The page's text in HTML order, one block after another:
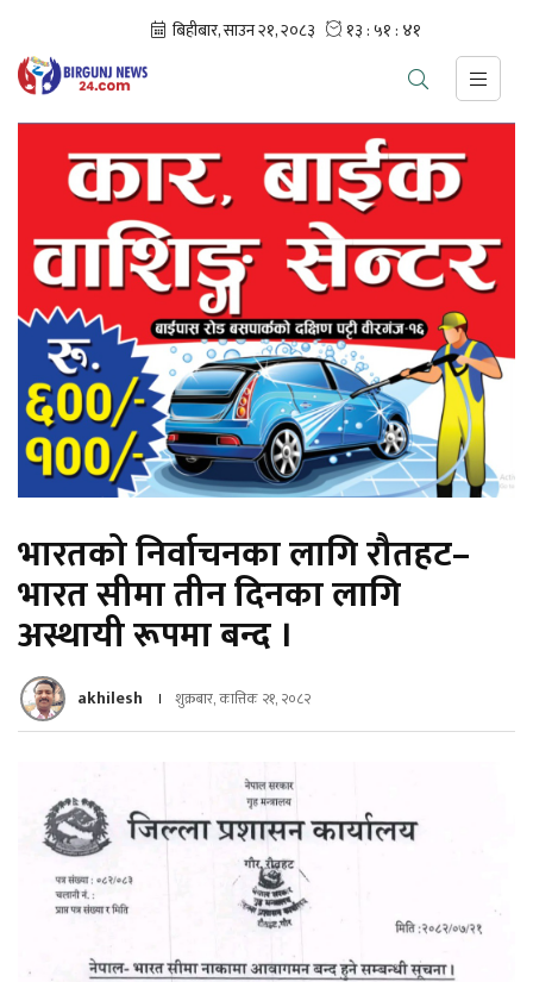
भारतको निर्वाचनका लागि रौतहट–
भारत सीमा तीन दिनका लागि
अस्थायी रूपमा बन्द ।
akhilesh शुक्रबार, कात्तिक २१, २०८२